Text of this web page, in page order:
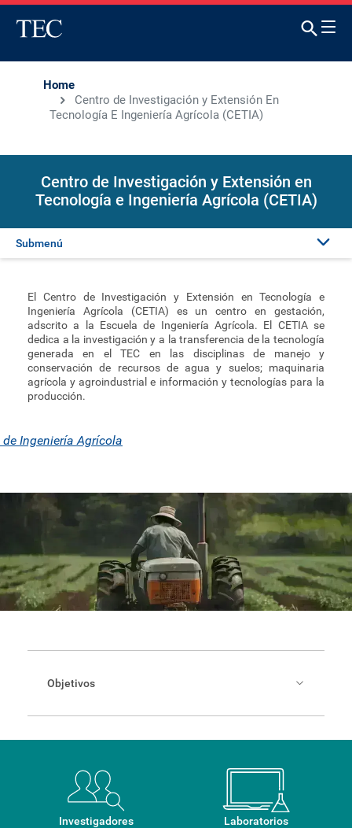
Home
Centro de Investigación y Extensión En
Tecnología E Ingeniería Agrícola (CETIA)
Centro de Investigación y Extensión en
Tecnología e Ingeniería Agrícola (CETIA)
Submenú
Investigadores
Proyectos
El Centro de Investigación y Extensión en Tecnología e
Ingeniería Agrícola (CETIA) es un centro en gestación,
adscrito a la Escuela de Ingeniería Agrícola. El CETIA se
dedica a la investigación y a la transferencia de la tecnología
generada en el TEC en las disciplinas de manejo y
conservación de recursos de agua y suelos; maquinaria
agrícola y agroindustrial e información y tecnologías para la
producción.
Ingeniería Agrícola
Objetivos
tecnología.
Investigadores Laboratorios